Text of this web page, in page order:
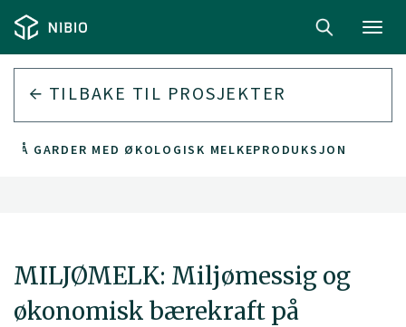
TILBAKE TIL PROSJEKTER
GARDER MED ØKOLOGISK MELKEPRODUKSJON
MILJØMELK: Miljømessig og
økonomisk bærekraft på